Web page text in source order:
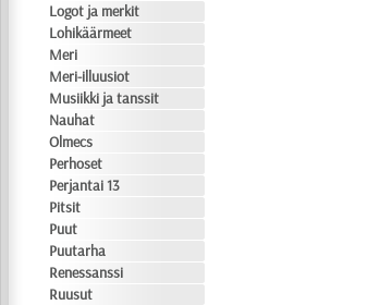
Logot ja merkit
Lohikäärmeet
Meri
Meri-illuusiot
Musiikki ja tanssit
Nauhat
Olmecs
Perhoset
Perjantai 13
Pitsit
Puut
Puutarha
Renessanssi
Ruusut